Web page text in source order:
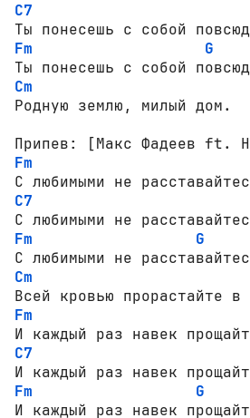
C7
Fm
G
Cm
Родную землю, милый дом.
Fm
C7
Fm
G
Cm
Fm
C7
Fm
G